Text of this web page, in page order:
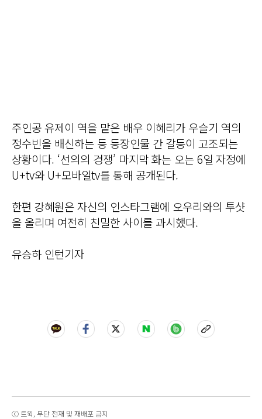
주인공 유제이 역을 맡은 배우 이혜리가 우슬기 역의
정수빈을 배신하는 등 등장인물 간 갈등이 고조되는
상황이다. ‘선의의 경쟁’ 마지막 화는 오는 6일 자정에
U+tv와 U+모바일tv를 통해 공개된다.
한편 강혜원은 자신의 인스타그램에 오우리와의 투샷
을 올리며 여전히 친밀한 사이를 과시했다.
유승하 인턴기자
ⓒ 트윅, 무단 전재 및 재배포 금지